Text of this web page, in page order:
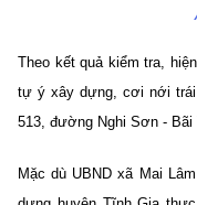
Theo kết quả kiểm tra,
tự ý xây dựng, cơi nới trái
513, đường Nghi Sơn - Bãi
Mặc dù UBND xã Mai